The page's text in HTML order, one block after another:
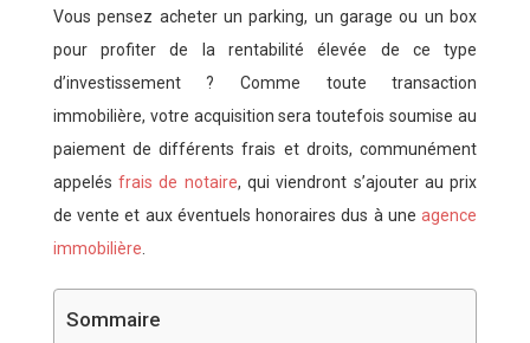
Vous pensez acheter un parking, un garage ou un box
pour profiter de la rentabilité élevée de ce type
d’investissement ? Comme toute transaction
immobilière, votre acquisition sera toutefois soumise au
paiement de différents frais et droits, communément
appelésfrais de notaire, qui viendront s’ajouter au prix
de vente et aux éventuels honoraires dus à uneagence
immobilière
Sommaire